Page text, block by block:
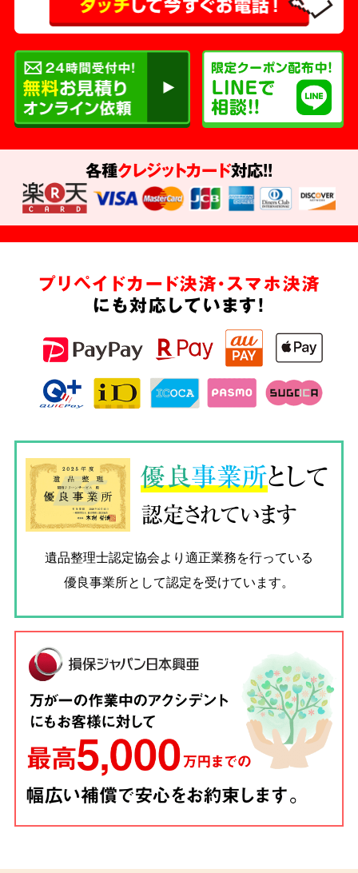
各種クレジットカード対応!!
プリペイドカード決済・スマホ決済
にも対応しています!
優良事業所として
認定されています
遺品整理士認定協会より適正業務を行っている
優良事業所として認定を受けています。